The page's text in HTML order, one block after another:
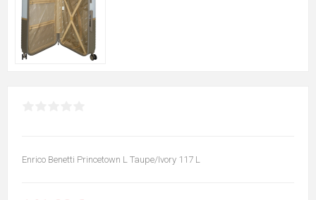
Enrico Benetti Princetown L Taupe/Ivory 117 L